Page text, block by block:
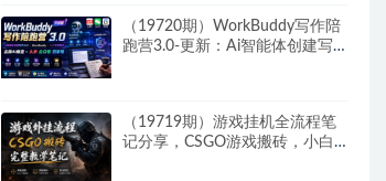
（19720期）WorkBuddy写作陪
跑营3.0-更新：Ai智能体创建写
（19719期）游戏挂机全流程笔
记分享，CSGO游戏搬砖，小白